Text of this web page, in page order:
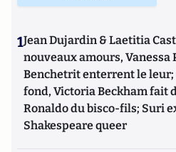
1Jean Dujardin & Laetitia
nouveaux amours, Vanessa
Benchetrit enterrent le leur;
fond, Victoria Beckham fait
Ronaldo du bisco-fils; Suri
Shakespeare queer